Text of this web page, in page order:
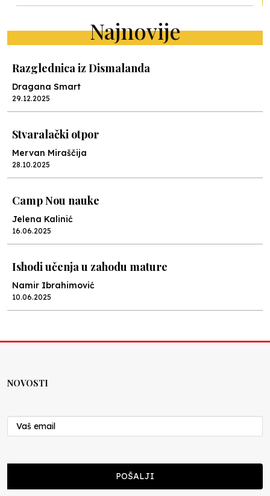
Najnovije
Razglednica iz Dismalanda
Dragana Smart
29.12.2025
Stvaralački otpor
Mervan Miraščija
28.10.2025
Camp Nou nauke
Jelena Kalinić
16.06.2025
Ishodi učenja u zahodu mature
Namir Ibrahimović
10.06.2025
Nenad Veličković
29.10.2024
Cuke i djeca
NOVOSTI
POŠALJI